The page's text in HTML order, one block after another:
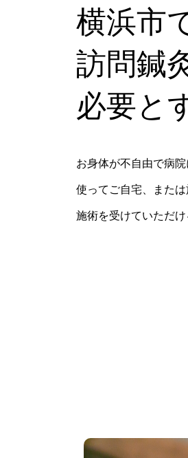
横浜市
訪問鍼
必要と
お身体が不自由で病
使ってご自宅、また
施術を受けていただけ